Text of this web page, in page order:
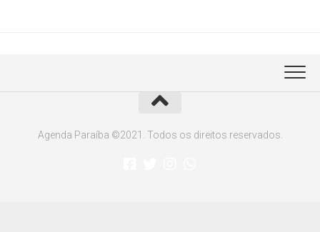
Agenda Paraíba ©2021. Todos os direitos reservados.